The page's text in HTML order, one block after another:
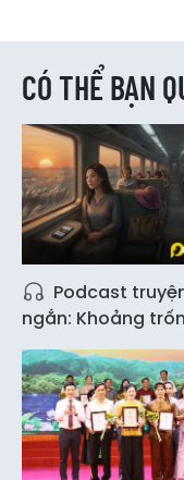
CÓ THỂ BẠN
Podcast
ngắn: Khoảng